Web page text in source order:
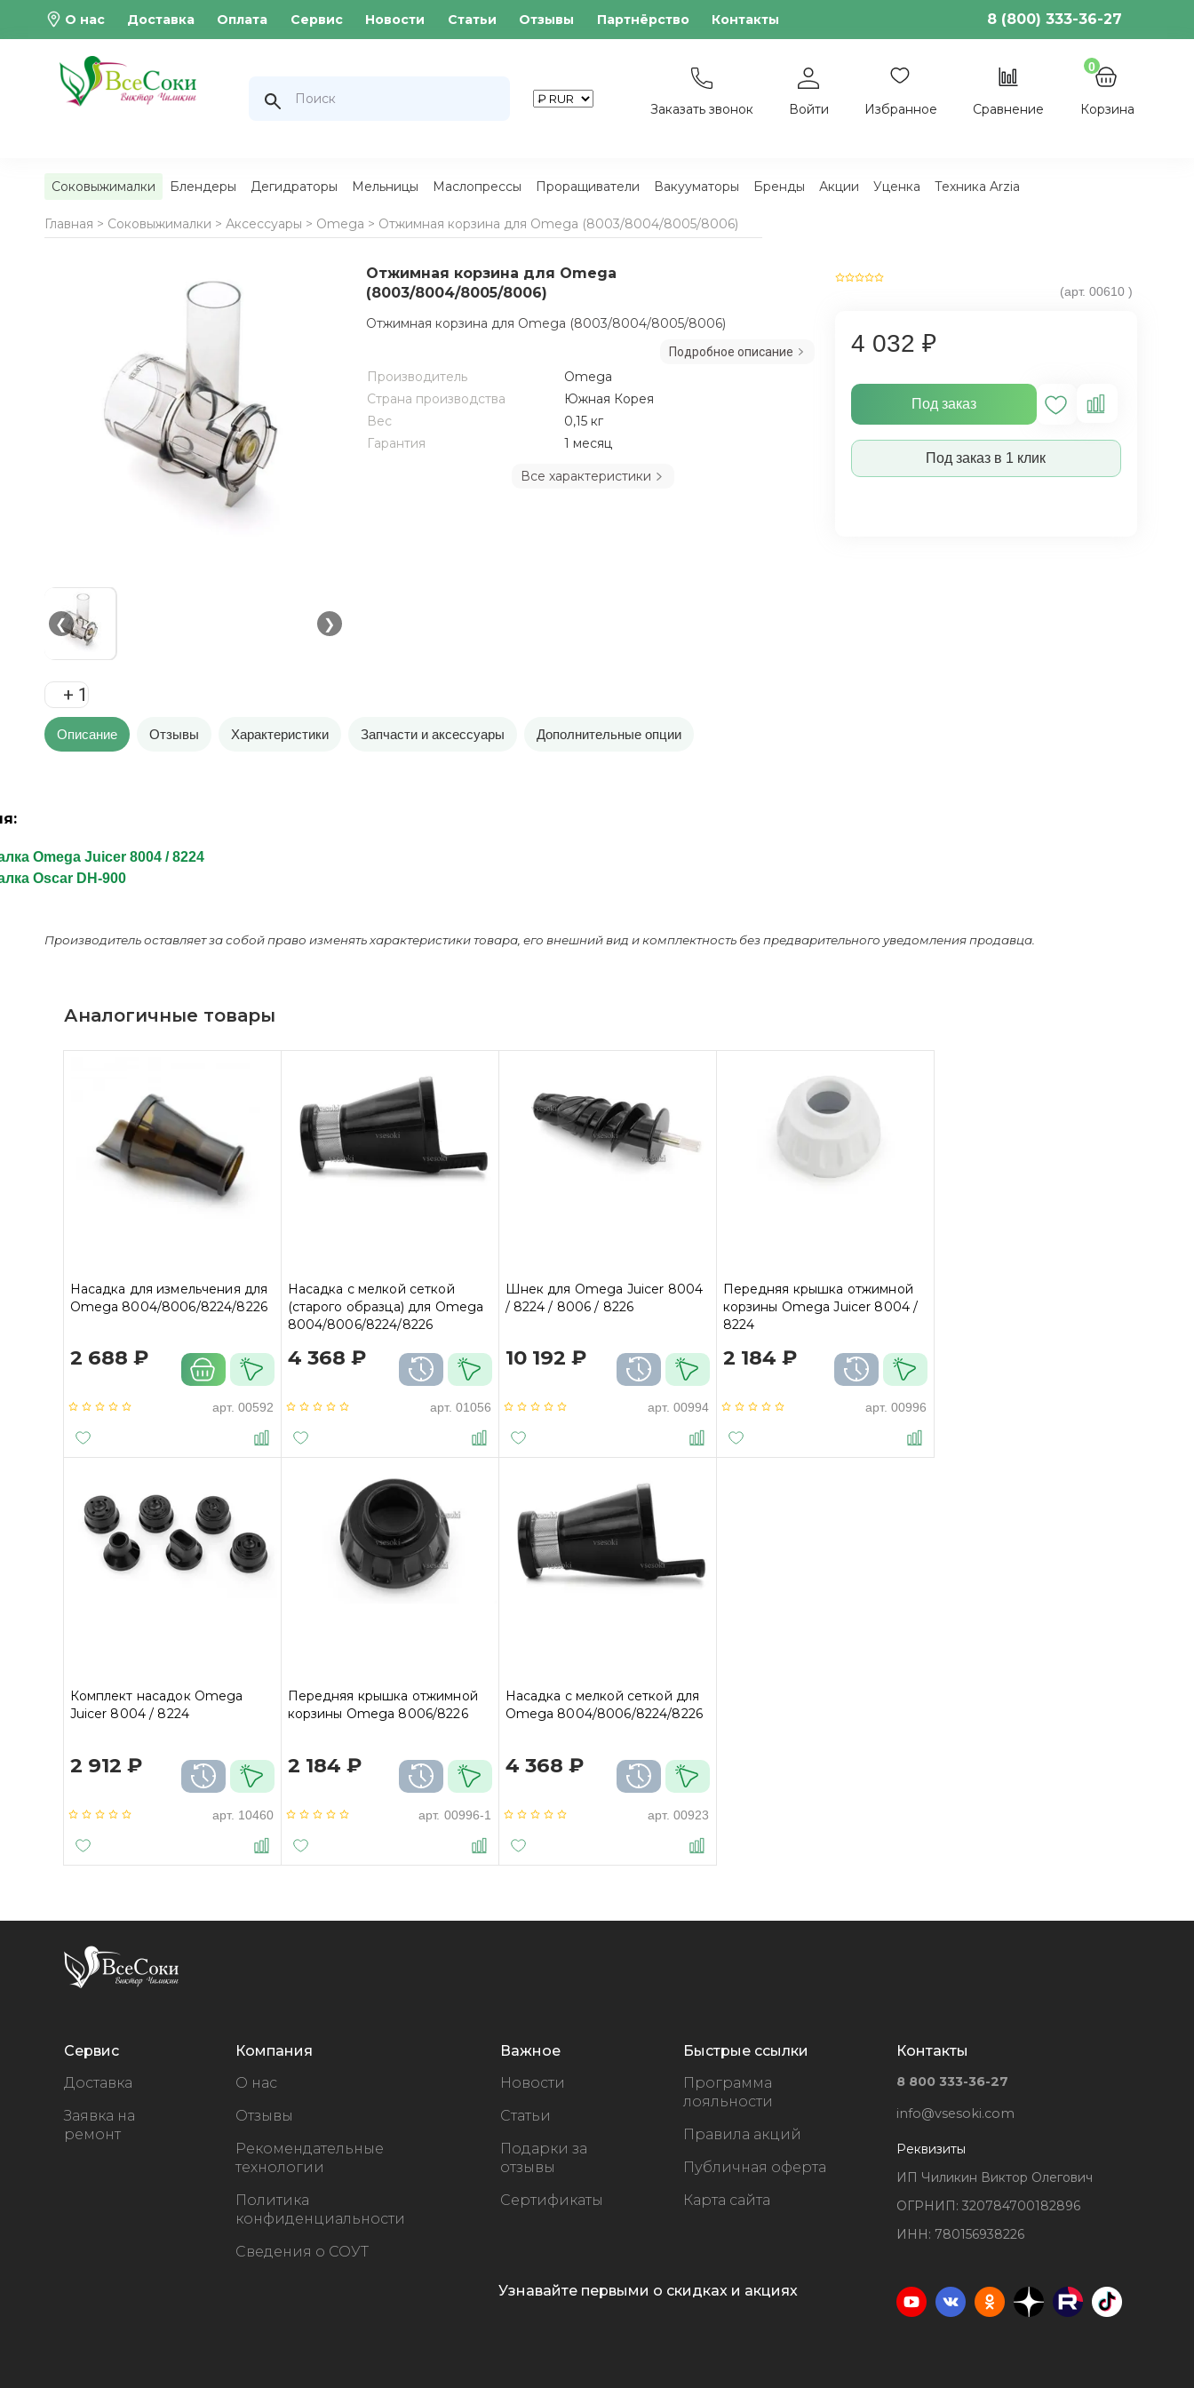
О нас Доставка Оплата Сервис Новости Статьи Отзывы Партнёрство Контакты 8 (800) 333-36-27
Заказать звонок Войти Избранное Сравнение
0
Корзина
Соковыжималки Блендеры Дегидраторы Мельницы Маслопрессы Проращиватели Вакууматоры Бренды Акции Уценка Техника Arzia
Главная > Соковыжималки > Аксессуары > Omega > Отжимная корзина для Omega (8003/8004/8005/8006)
❮ ❯
+ 1
Отжимная корзина для Omega
(8003/8004/8005/8006)
(арт. 00610 )
4 032 ₽
Под заказ
Под заказ в 1 клик
Отжимная корзина для Omega (8003/8004/8005/8006)
Подробное описание
Производитель
Omega
Страна производства
Южная Корея
Вес
0,15 кг
Гарантия
1 месяц
Все характеристики
Описание Отзывы Характеристики Запчасти и аксессуары Дополнительные опции
Omega Juicer 8004 / 8224
Oscar DH-900
Производитель оставляет за собой право изменять характеристики товара, его внешний вид и комплектность без предварительного уведомления продавца.
Аналогичные товары
Насадка для измельчения для
Omega 8004/8006/8224/8226
2 688 ₽
арт. 00592
Насадка с мелкой сеткой
(старого образца) для Omega
8004/8006/8224/8226
4 368 ₽
арт. 01056
Шнек для Omega Juicer 8004
/ 8224 / 8006 / 8226
10 192 ₽
арт. 00994
Передняя крышка отжимной
корзины Omega Juicer 8004 /
8224
2 184 ₽
арт. 00996
Комплект насадок Omega
Juicer 8004 / 8224
2 912 ₽
арт. 10460
Передняя крышка отжимной
корзины Omega 8006/8226
2 184 ₽
арт. 00996-1
Насадка с мелкой сеткой для
Omega 8004/8006/8224/8226
4 368 ₽
арт. 00923
Сервис
Доставка
Заявка на
ремонт
Компания
О нас
Отзывы
Рекомендательные
технологии
Политика
конфиденциальности
Сведения о СОУТ
Важное
Новости
Статьи
Подарки за
отзывы
Сертификаты
Быстрые ссылки
Программа
лояльности
Правила акций
Публичная оферта
Карта сайта
Контакты
8 800 333-36-27
info@vsesoki.com
Реквизиты
ИП Чиликин Виктор Олегович
ОГРНИП: 320784700182896
ИНН: 780156938226
Узнавайте первыми о скидках и акциях